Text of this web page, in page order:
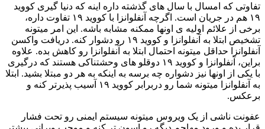
تفاوتی که امسال با سال‌ های گذشته داره اینه که دنیا گیری کووید
۱۹ هم در جریان است. اگرچه آنفلوانزا با کووید ۱۹ تفاوت داره،
برخی از علائم اولیه‌ ی اونها ممکنه مشابه باشه. این امر میتونه
تشخیص ابتلا به آنفلوانزا و کووید ۱۹ رو دشوار کنه. دریافت واکسن
آنفلوانزا حداقل میتونه احتمال ابتلا به آنفلوانزا رو کاهش بده. علاوه‌
بر‌این، آنفلوانزا و کووید ۱۹ دوقلو های وحشتناکی هستند که درگیری
با یکی از اونها نیز دشواره چه برسه به اینکه به هر دو مبتلا بشید. ابتلا
به آنفلوانزا میتونه شما رو دربرابر کووید ۱۹ آسیب‌ پذیرتر کنه و
برعکس.
عفونت ناشی‌ از یک ویروس میتونه سیستم ایمنی رو تحت فشار